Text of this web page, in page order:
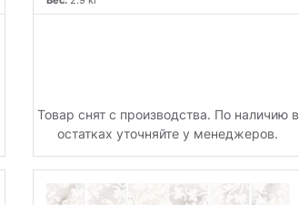
Товар снят с производства. По наличию в
остатках уточняйте у менеджеров.